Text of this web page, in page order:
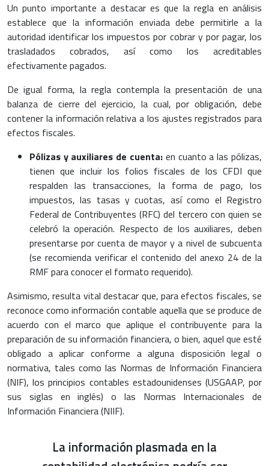
Un punto importante a destacar es que la regla en análisis
establece que la información enviada debe permitirle a la
autoridad identificar los impuestos por cobrar y por pagar, los
trasladados cobrados, así como los acreditables
efectivamente pagados.
De igual forma, la regla contempla la presentación de una
balanza de cierre del ejercicio, la cual, por obligación, debe
contener la información relativa a los ajustes registrados para
efectos fiscales.
Pólizas y auxiliares de cuenta: en cuanto a las pólizas,
tienen que incluir los folios fiscales de los CFDI que
respalden las transacciones, la forma de pago, los
impuestos, las tasas y cuotas, así como el Registro
Federal de Contribuyentes (RFC) del tercero con quien se
celebró la operación. Respecto de los auxiliares, deben
presentarse por cuenta de mayor y a nivel de subcuenta
(se recomienda verificar el contenido del anexo 24 de la
RMF para conocer el formato requerido).
Asimismo, resulta vital destacar que, para efectos fiscales, se
reconoce como información contable aquella que se produce de
acuerdo con el marco que aplique el contribuyente para la
preparación de su información financiera, o bien, aquel que esté
obligado a aplicar conforme a alguna disposición legal o
normativa, tales como las Normas de Información Financiera
(NIF), los principios contables estadounidenses (USGAAP, por
sus siglas en inglés) o las Normas Internacionales de
Información Financiera (NIIF).
La información plasmada en la